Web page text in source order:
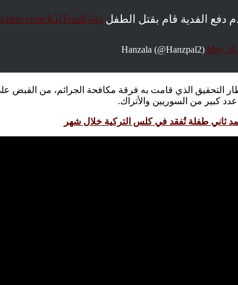
دفع الفدية قام بقتل الطفل lGiTrudGwj
May
التحقيق الذي قامت به فرقة مكافحة الجرائم، من القبض
كبير من السوريين والأتراك.
ثاني طفلة تُفقد في كلس التركية خلال شهر